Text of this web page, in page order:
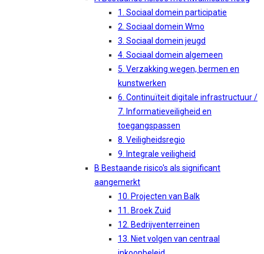
1. Sociaal domein participatie
2. Sociaal domein Wmo
3. Sociaal domein jeugd
4. Sociaal domein algemeen
5. Verzakking wegen, bermen en
kunstwerken
6. Continuïteit digitale infrastructuur /
7. Informatieveiligheid en
toegangspassen
8. Veiligheidsregio
9. Integrale veiligheid
B Bestaande risico's als significant
aangemerkt
10. Projecten van Balk
11. Broek Zuid
12. Bedrijventerreinen
13. Niet volgen van centraal